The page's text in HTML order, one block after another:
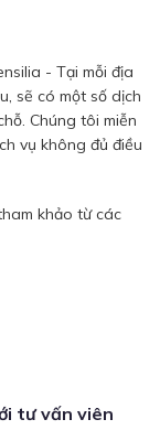
- Tại mỗi địa
sẽ có một số dịch
Chúng tôi miễn
vụ không đủ điều
khảo từ các
tư vấn viên